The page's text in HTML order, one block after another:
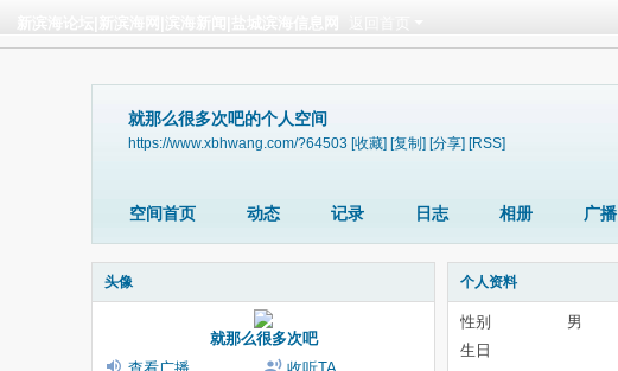
就那么很多次吧的个人空间
https://www.xbhwang.com/?64503 [收藏] [复制] [分享] [RSS]
空间首页 动态 记录 日志 相册 广播
头像
就那么很多次吧
个人资料
性别
男
生日